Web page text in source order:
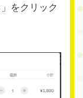
をクリック